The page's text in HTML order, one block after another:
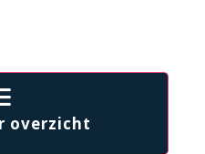
overzicht